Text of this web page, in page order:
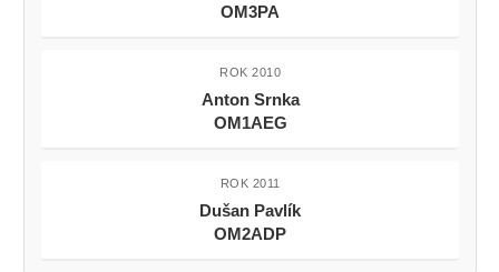
OM3PA
ROK 2010
Anton Srnka
OM1AEG
ROK 2011
Dušan Pavlík
OM2ADP